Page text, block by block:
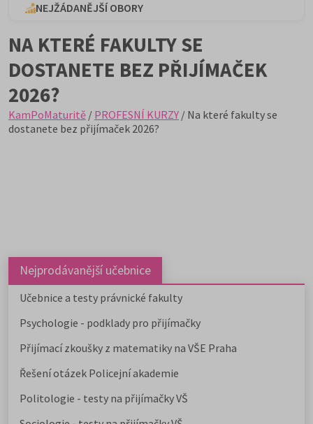
NEJŽÁDANĚJŠÍ OBORY
NA KTERÉ FAKULTY SE
DOSTANETE BEZ PŘIJÍMAČEK
2026?
KamPoMaturitě / PROFESNÍ KURZY / Na které fakulty se
dostanete bez přijímaček 2026?
Nejprodávanější učebnice
Učebnice a testy právnické fakulty
Psychologie - podklady pro přijímačky
Přijímací zkoušky z matematiky na VŠE Praha
Řešení otázek Policejní akademie
Politologie - testy na přijímačky VŠ